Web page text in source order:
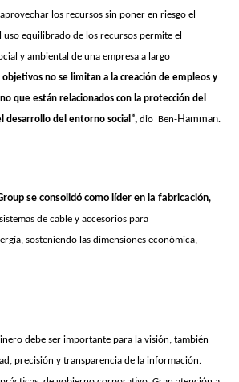
los recursos sin poner en riesgo el
equilibrado de los recursos permite el
y ambiental de una empresa a largo
objetivos no se limitan a la creación de empleos y
que están relacionados con la protección del
desarrollo del entorno social”, dio Ben-Hamman.
se consolidó como líder en la fabricación,
de cable y accesorios para
sosteniendo las dimensiones económica,
debe ser importante para la visión, también
precisión y transparencia de la información.